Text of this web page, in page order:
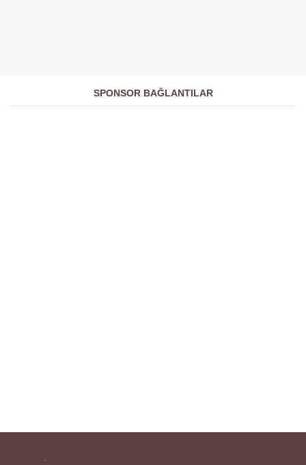
SPONSOR BAĞLANTILAR
.